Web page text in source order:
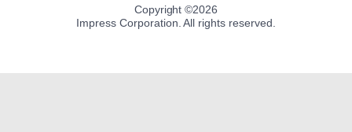
Copyright ©2026
Impress Corporation. All rights reserved.